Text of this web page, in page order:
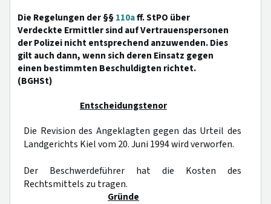
Die Regelungen der §§110aff. StPO über
Verdeckte Ermittler sind auf Vertrauenspersonen
der Polizei nicht entsprechend anzuwenden. Dies
gilt auch dann, wenn sich deren Einsatz gegen
einen bestimmten Beschuldigten richtet.
(BGHSt)
Entscheidungstenor
Die Revision des Angeklagten gegen das Urteil des
Landgerichts Kiel vom 20. Juni 1994 wird verworfen.
Der Beschwerdeführer hat die Kosten des
Rechtsmittels zu tragen.
Gründe